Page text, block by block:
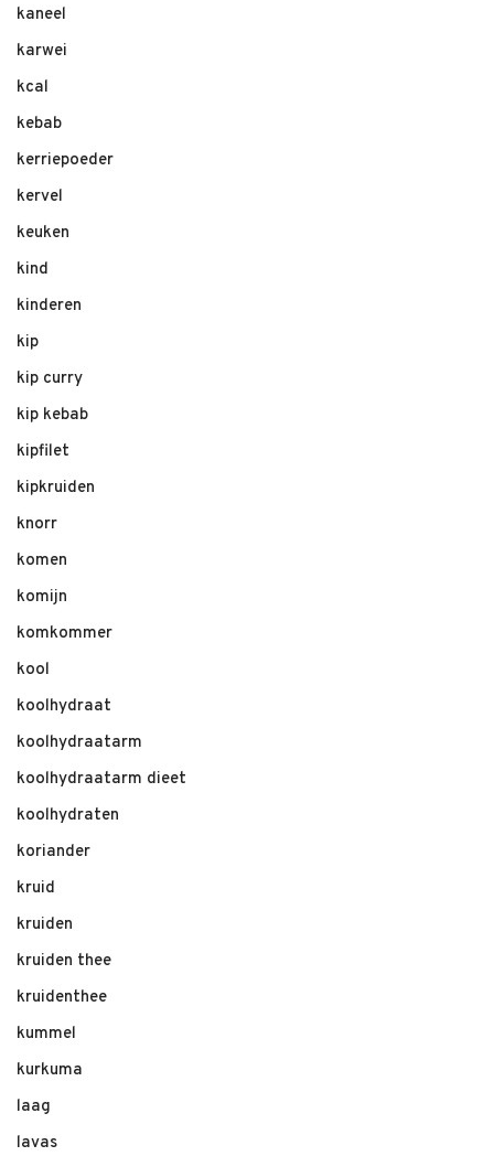
kaneel
karwei
kcal
kebab
kerriepoeder
kervel
keuken
kind
kinderen
kip
kip curry
kip kebab
kipfilet
kipkruiden
knorr
komen
komijn
komkommer
kool
koolhydraat
koolhydraatarm
koolhydraatarm dieet
koolhydraten
koriander
kruid
kruiden
kruiden thee
kruidenthee
kummel
kurkuma
laag
lavas